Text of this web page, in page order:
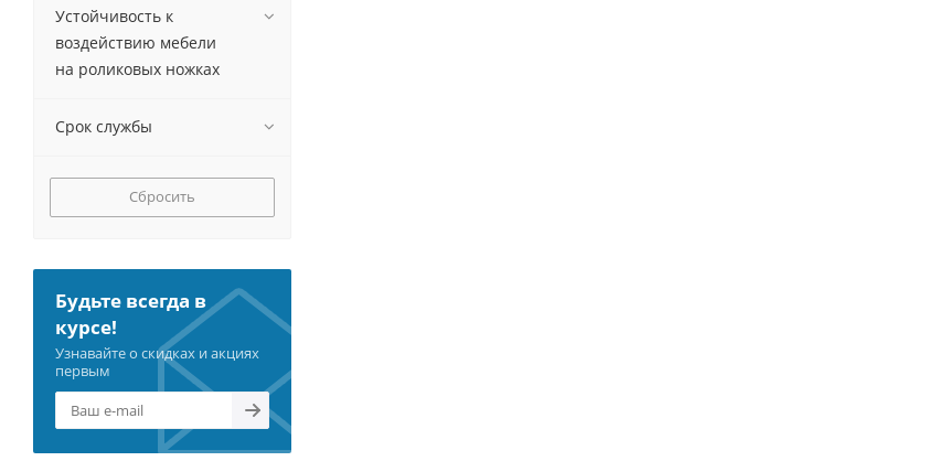
Устойчивость к
воздействию мебели
на роликовых ножках
Срок службы
Сбросить
Будьте всегда в
курсе!
Узнавайте о скидках и акциях
первым